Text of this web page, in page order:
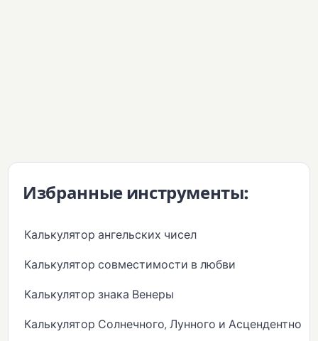
Избранные инструменты:
Калькулятор ангельских чисел
Калькулятор совместимости в любви
Калькулятор знака Венеры
Калькулятор Солнечного, Лунного и Асцендентного